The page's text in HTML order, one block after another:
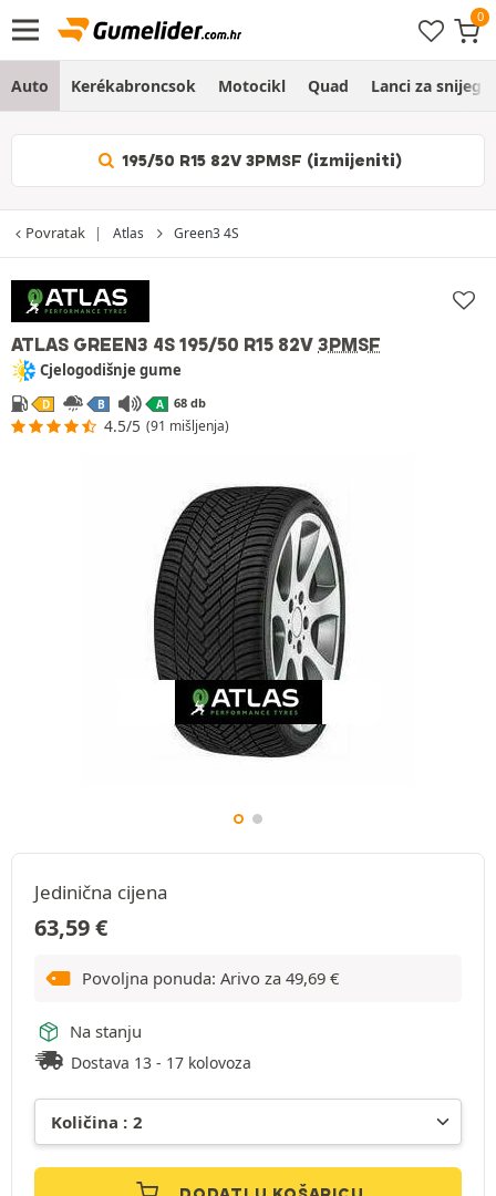
Auto Kerékabroncsok Motocikl Quad Lanci za snijeg
195/50 R15 82V 3PMSF (izmijeniti)
Povratak Atlas Green3 4S
ATLAS GREEN3 4S 195/50 R15 82V 3PMSF
Cjelogodišnje gume
D B A 68 db
4.5/5 (91 mišljenja)
Jedinična cijena
63,59€
Povoljna ponuda: Arivo za 49,69 €
Na stanju
Dostava 13 - 17 kolovoza